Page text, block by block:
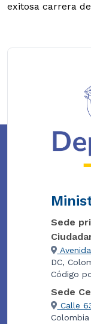
exitosa carrera
Sede
DC,
Código
Sede
Calle
Colombia